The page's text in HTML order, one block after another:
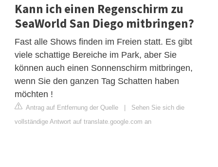
Kann ich einen Regenschirm zu
SeaWorld San Diego mitbringen?
Fast alle Shows finden im Freien statt. Es gibt
viele schattige Bereiche im Park, aber Sie
können auch einen Sonnenschirm mitbringen,
wenn Sie den ganzen Tag Schatten haben
möchten !
Antrag auf Entfernung der Quelle | Sehen Sie sich die
vollständige Antwort auf translate.google.com an